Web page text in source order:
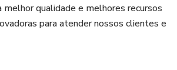
melhor qualidade e melhores recursos
para atender nossos clientes e